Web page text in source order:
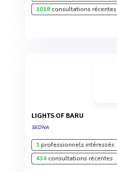
1018consultations récentes
LIGHTS OF BARU
SEDNA
1professionnels intéressés
434consultations récentes